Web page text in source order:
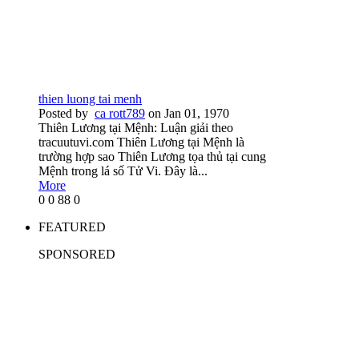
thien luong tai menh
Posted by ca rott789 on Jan 01, 1970
Thiên Lương tại Mệnh: Luận giải theo
tracuutuvi.com Thiên Lương tại Mệnh là
trường hợp sao Thiên Lương tọa thủ tại cung
Mệnh trong lá số Tử Vi. Đây là...
More
0 0 88 0
FEATURED
SPONSORED